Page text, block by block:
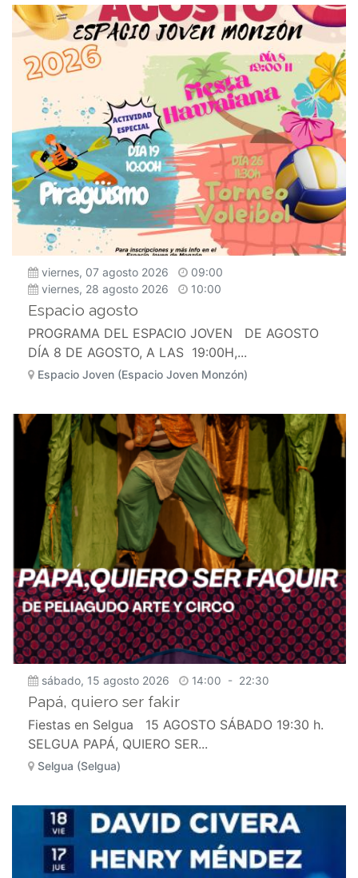
viernes, 07 agosto 2026
09:00
viernes, 28 agosto 2026
10:00
Espacio agosto
PROGRAMA DEL ESPACIO JOVEN DE AGOSTO
DÍA 8 DE AGOSTO, A LAS 19:00H,...
Espacio Joven (Espacio Joven Monzón)
sábado, 15 agosto 2026 14:00 - 22:30
Papá, quiero ser fakir
Fiestas en Selgua 15 AGOSTO SÁBADO 19:30 h.
SELGUA PAPÁ, QUIERO SER...
Selgua (Selgua)